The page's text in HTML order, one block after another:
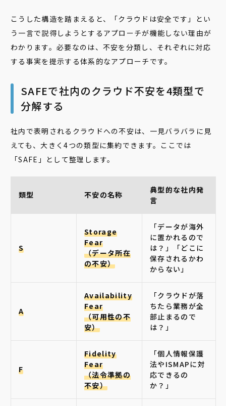
こうした構造を踏まえると、「クラウドは安全です」とい
う一言で説得しようとするアプローチが機能しない理由が
わかります。必要なのは、不安を分類し、それぞれに対応
する事実を提示する体系的なアプローチです。
SAFEで社内のクラウド不安を4類型で
分解する
社内で表明されるクラウドへの不安は、一見バラバラに見
えても、大きく4つの類型に集約できます。ここでは
「SAFE」として整理します。
類型 不安の名称
典型的な社内発
言
S
Storage
Fear
（データ所在
の不安）
「データが海外
に置かれるので
は？」「どこに
保存されるかわ
からない」
A
Availability
Fear
（可用性の不
安）
「クラウドが落
ちたら業務が全
部止まるので
は？」
F
Fidelity
Fear
（法令準拠の
不安）
「個人情報保護
法やISMAPに対
応できるの
か？」